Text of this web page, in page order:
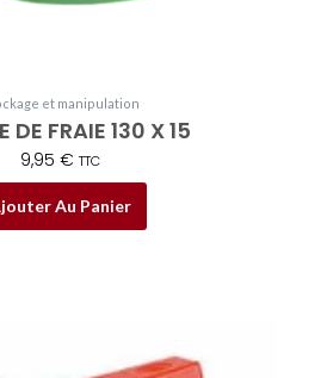
et manipulation
DE FRAIE 130 X 15
9,95 € TTC
Au Panier
de produit